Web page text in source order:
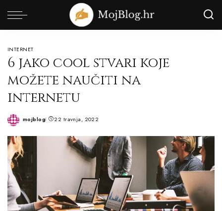
INTERNET
6 jako cool stvari koje
možete naučiti na
internetu
Posted
mojblog 22 travnja, 2022